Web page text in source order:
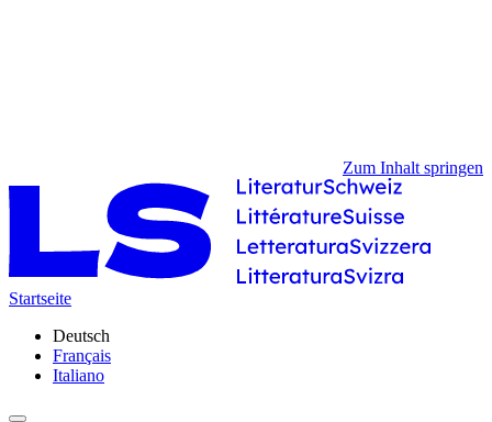
Zum Inhalt springen
Startseite
Deutsch
Français
Italiano